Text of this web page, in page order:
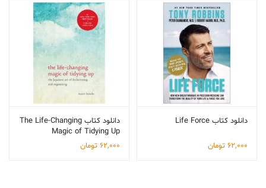
دانلود کتاب Life Force
62,000 تومان
دانلود کتاب The Life-Changing
Magic of Tidying Up
62,000 تومان